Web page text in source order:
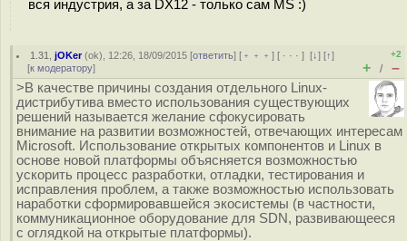
вся индустрия, а за DX12 - только сам MS :)
1.31 ,jOKer(ok), 12:26, 18/09/2015 [ответить] [ ﹢﹢﹢] [ · · ·][↓] [↑]
[к модератору]
+2
+ / –
>В качестве причины создания отдельного Linux-
дистрибутива вместо использования существующих
решений называется желание сфокусировать
внимание на развитии возможностей, отвечающих интересам
Microsoft. Использование открытых компонентов и Linux в
основе новой платформы объясняется возможностью
ускорить процесс разработки, отладки, тестирования и
исправления проблем, а также возможностью использовать
наработки сформировавшейся экосистемы (в частности,
коммуникационное оборудование для SDN, развивающееся
с оглядкой на открытые платформы).